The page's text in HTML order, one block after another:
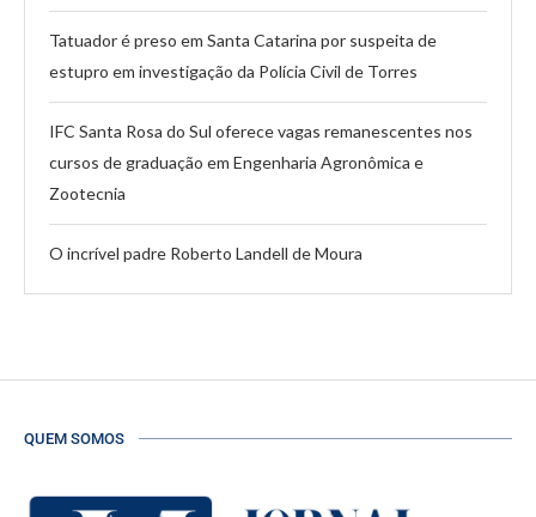
Tatuador é preso em Santa Catarina por suspeita de
estupro em investigação da Polícia Civil de Torres
IFC Santa Rosa do Sul oferece vagas remanescentes nos
cursos de graduação em Engenharia Agronômica e
Zootecnia
O incrível padre Roberto Landell de Moura
QUEM SOMOS